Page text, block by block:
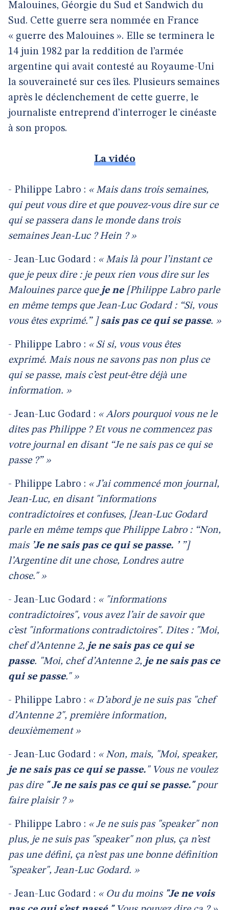
Malouines, Géorgie du Sud et Sandwich du
Sud. Cette guerre sera nommée en France
« guerre des Malouines ». Elle se terminera le
14 juin 1982 par la reddition de l’armée
argentine qui avait contesté au Royaume-Uni
la souveraineté sur ces îles. Plusieurs semaines
après le déclenchement de cette guerre, le
journaliste entreprend d’interroger le cinéaste
à son propos.
La vidéo
- Philippe Labro : « Mais dans trois semaines,
qui peut vous dire et que pouvez-vous dire sur ce
qui se passera dans le monde dans trois
semaines Jean-Luc ? Hein ? »
- Jean-Luc Godard : « Mais là pour l’instant ce
que je peux dire : je peux rien vous dire sur les
Malouines parce que je ne[Philippe Labro parle
en même temps que Jean-Luc Godard : “Si, vous
vous êtes exprimé.” ]sais pas ce qui se passe. »
- Philippe Labro : « Si si, vous vous êtes
exprimé. Mais nous ne savons pas non plus ce
qui se passe, mais c’est peut-être déjà une
information. »
- Jean-Luc Godard : « Alors pourquoi vous ne le
dites pas Philippe ? Et vous ne commencez pas
votre journal en disant “Je ne sais pas ce qui se
passe ?” »
- Philippe Labro : « J’ai commencé mon journal,
Jean-Luc, en disant "informations
contradictoires et confuses, [Jean-Luc Godard
parle en même temps que Philippe Labro : “Non,
mais’Je ne sais pas ce qui se passe. ’”]
l’Argentine dit une chose, Londres autre
chose." »
- Jean-Luc Godard : « "informations
contradictoires", vous avez l’air de savoir que
c’est "informations contradictoires". Dites : "Moi,
chef d’Antenne 2, je ne sais pas ce qui se
passe. "Moi, chef d’Antenne 2, je ne sais pas ce
qui se passe." »
- Philippe Labro : « D’abord je ne suis pas "chef
d’Antenne 2", première information,
deuxièmement »
- Jean-Luc Godard : « Non, mais, "Moi, speaker,
je ne sais pas ce qui se passe. " Vous ne voulez
pas dire " Je ne sais pas ce qui se passe." pour
faire plaisir ? »
- Philippe Labro : « Je ne suis pas "speaker" non
plus, je ne suis pas "speaker" non plus, ça n’est
pas une défini, ça n’est pas une bonne définition
"speaker", Jean-Luc Godard. »
- Jean-Luc Godard : « Ou du moins "Je ne vois